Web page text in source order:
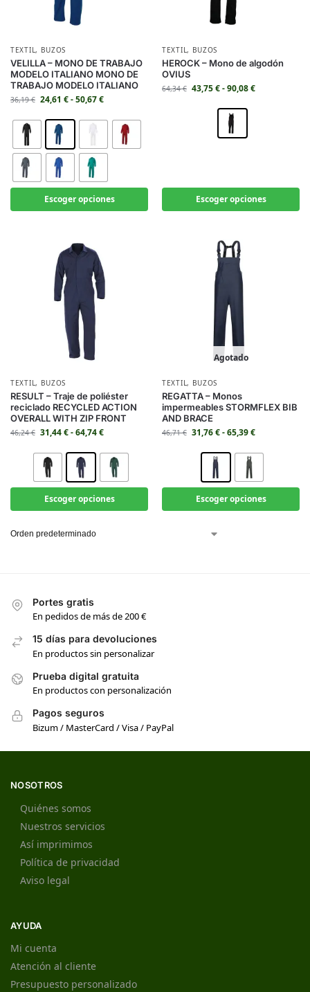
TEXTIL, BUZOS
VELILLA – MONO DE TRABAJO
MODELO ITALIANO MONO DE
TRABAJO MODELO ITALIANO
36,19€ 24,61 €-50,67€
Escoger opciones
TEXTIL, BUZOS
HEROCK – Mono de algodón
OVIUS
64,34€ 43,75€-90,08€
Escoger opciones
TEXTIL, BUZOS
RESULT – Traje de poliéster
reciclado RECYCLED ACTION
OVERALL WITH ZIP FRONT
46,24€ 31,44€-64,74€
Escoger opciones
Agotado
TEXTIL, BUZOS
REGATTA – Monos
impermeables STORMFLEX BIB
AND BRACE
46,71€ 31,76€-65,39€
Escoger opciones
Portes gratis
En pedidos de más de 200 €
15 días para devoluciones
En productos sin personalizar
Prueba digital gratuita
En productos con personalización
Pagos seguros
Bizum / MasterCard / Visa / PayPal
NOSOTROS
Quiénes somos
Nuestros servicios
Así imprimimos
Política de privacidad
Aviso legal
AYUDA
Mi cuenta
Atención al cliente
Presupuesto personalizado